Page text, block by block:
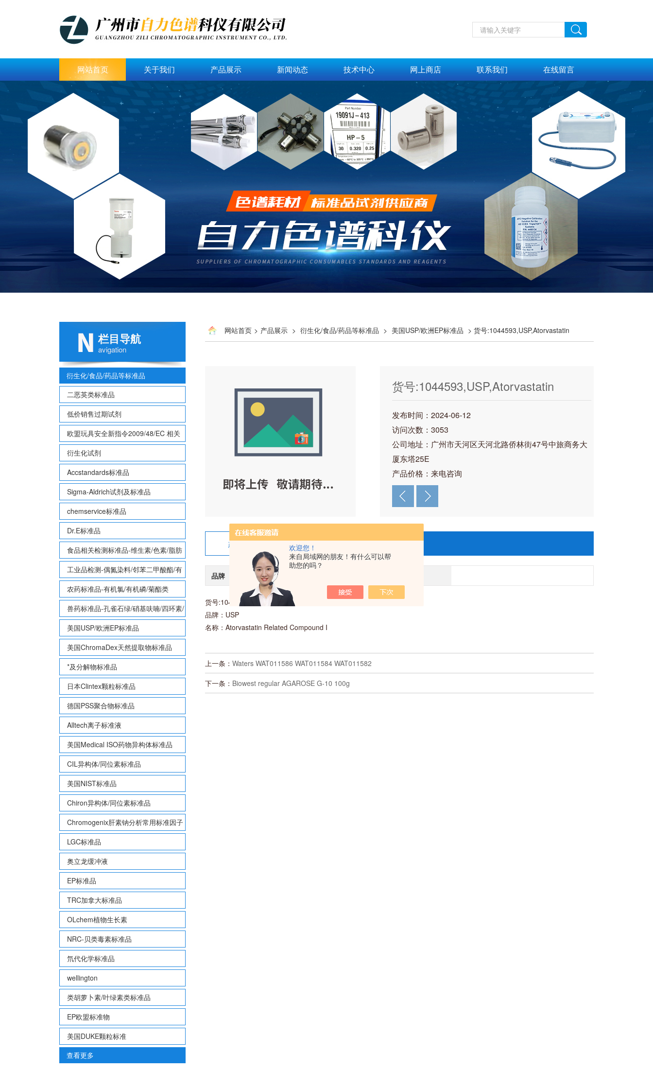
欢迎您！
来自局域网的朋友！有什么可以帮
助您的吗？
网站首页 关于我们 产品展示 新闻动态 技术中心 网上商店 联系我们 在线留言
栏目导航
avigation
衍生化/食品/药品等标准品
二恶英类标准品
低价销售过期试剂
欧盟玩具安全新指令2009/48/EC 相关
致敏性香味剂标准品
衍生化试剂
Accstandards标准品
Sigma-Aldrich试剂及标准品
chemservice标准品
Dr.E标准品
食品相关检测标准品-维生素/色素/脂肪
酸甲酯等
工业品检测-偶氮染料/邻苯二甲酸酯/有
机锡/多溴联苯/多溴联苯醚/多氯联苯
农药标准品-有机氯/有机磷/菊酯类
兽药标准品-孔雀石绿/硝基呋喃/四环素/
磺胺等
美国USP/欧洲EP标准品
美国ChromaDex天然提取物标准品
*及分解物标准品
日本Clintex颗粒标准品
德国PSS聚合物标准品
Alltech离子标准液
美国Medical ISO药物异构体标准品
CIL异构体/同位素标准品
美国NIST标准品
Chiron异构体/同位素标准品
Chromogenix肝素钠分析常用标准因子
LGC标准品
奥立龙缓冲液
EP标准品
TRC加拿大标准品
OLchem植物生长素
NRC-贝类毒素标准品
氘代化学标准品
wellington
类胡萝卜素/叶绿素类标准品
EP欧盟标准物
美国DUKE颗粒标准
查看更多
网站首页 > 产品展示 > 衍生化/食品/药品等标准品 > 美国USP/欧洲EP标准品 > 货号:1044593,USP,Atorvastatin
货号:1044593,USP,Atorvastatin
Related Compound I
发布时间：2024-06-12
访问次数：3053
公司地址：广州市天河区天河北路侨林街47号中旅商务大
厦东塔25E
产品价格：来电咨询
产品详情 在线留言
品牌 USP/美国
货号:1044593
品牌：USP
名称：Atorvastatin Related Compound I
上一条： Waters WAT011586 WAT011584 WAT011582
下一条： Biowest regular AGAROSE G-10 100g